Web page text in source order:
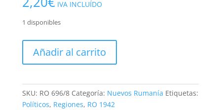
IVA INCLUÍDO
1 disponibles
696/8.
de
Transnistria.
Añadir al carrito
SKU: RO 696/8 Categoría: Nuevos Rumanía Etiquetas:
Políticos, Regiones, RO 1942